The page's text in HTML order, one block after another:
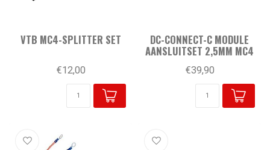
VTB MC4-SPLITTER SET
€12,00
DC-CONNECT-C MODULE
AANSLUITSET 2,5MM MC4
€39,90